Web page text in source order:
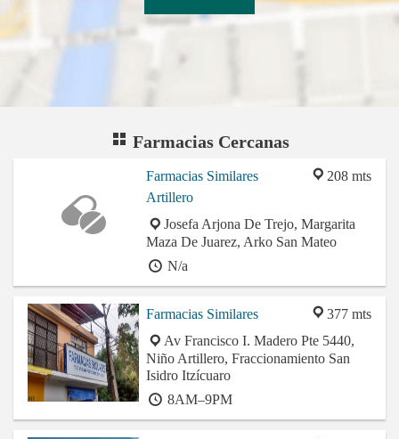
Farmacias Cercanas
208 mts
Farmacias Similares
Artillero
Josefa Arjona De Trejo, Margarita
Maza De Juarez, Arko San Mateo
N/a
377 mts
Farmacias Similares
Av Francisco I. Madero Pte 5440,
Niño Artillero, Fraccionamiento San
Isidro Itzícuaro
8AM–9PM